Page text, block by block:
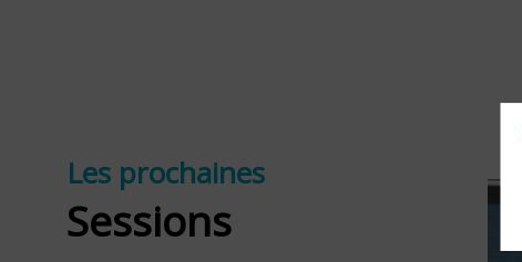
Les prochaines
Sessions